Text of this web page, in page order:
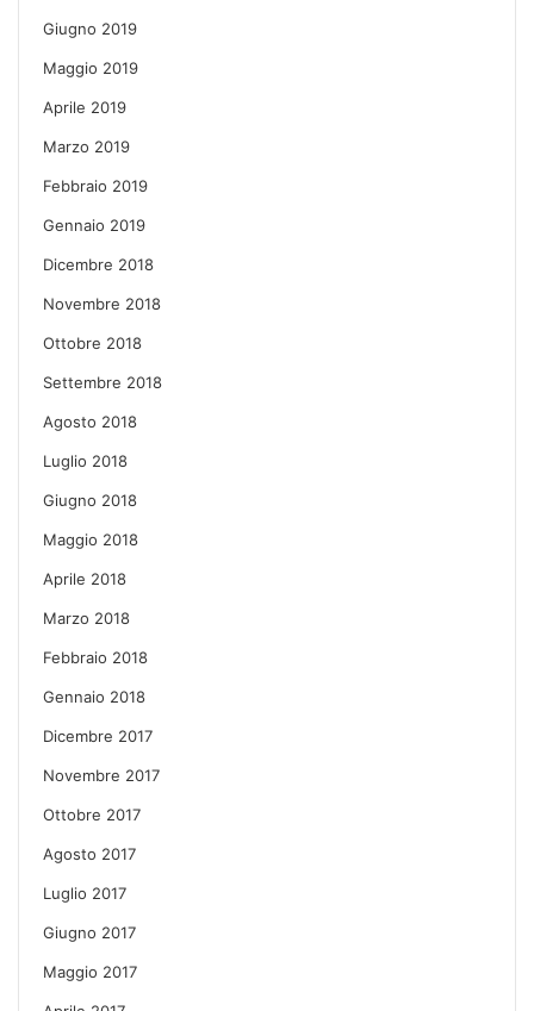
Giugno 2019
Maggio 2019
Aprile 2019
Marzo 2019
Febbraio 2019
Gennaio 2019
Dicembre 2018
Novembre 2018
Ottobre 2018
Settembre 2018
Agosto 2018
Luglio 2018
Giugno 2018
Maggio 2018
Aprile 2018
Marzo 2018
Febbraio 2018
Gennaio 2018
Dicembre 2017
Novembre 2017
Ottobre 2017
Agosto 2017
Luglio 2017
Giugno 2017
Maggio 2017